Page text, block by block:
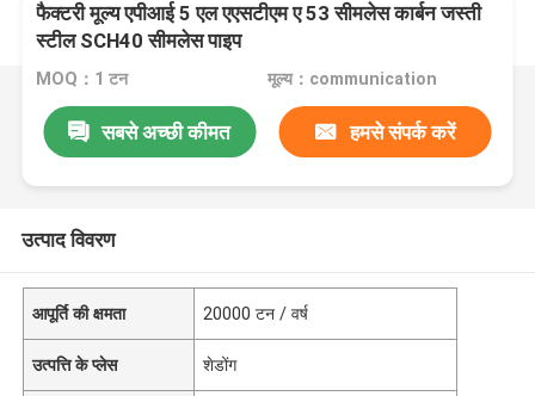
फैक्टरी मूल्य एपीआई 5 एल एएसटीएम ए 53 सीमलेस कार्बन जस्ती
स्टील SCH40 सीमलेस पाइप
MOQ：1 टन मूल्य：communication
सबसे अच्छी कीमत हमसे संपर्क करें
उत्पाद विवरण
आपूर्ति की क्षमता 20000 टन / वर्ष
उत्पत्ति के प्लेस शेडोंग